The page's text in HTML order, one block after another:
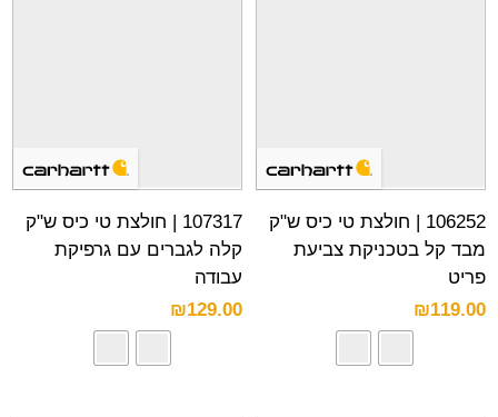
106252 | חולצת טי כיס ש"ק
מבד קל בטכניקת צביעת
פריט
₪119.00
107317 | חולצת טי כיס ש"ק
קלה לגברים עם גרפיקת
עבודה
₪129.00